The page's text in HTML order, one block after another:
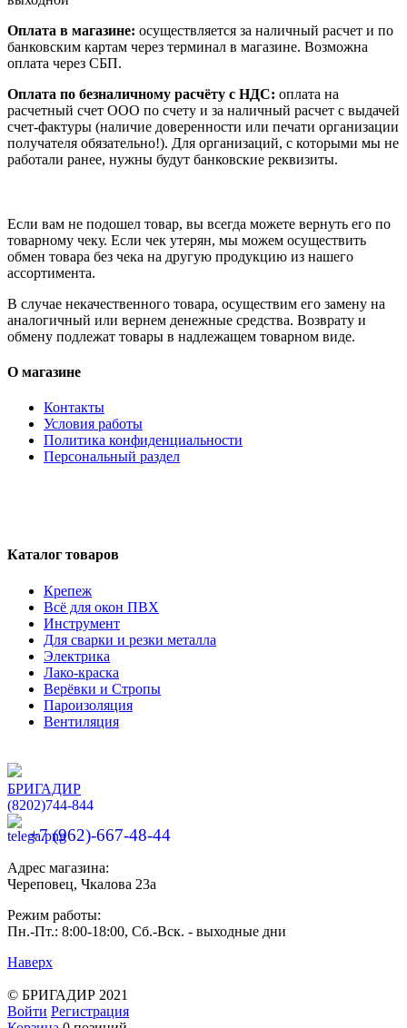
Оплата в магазине: осуществляется за наличный расчет и по
банковским картам через терминал в магазине. Возможна
оплата через СБП.
Оплата по безналичному расчёту с НДС: оплата на
расчетный счет ООО по счету и за наличный расчет с выдачей
счет-фактуры (наличие доверенности или печати организации
получателя обязательно!). Для организаций, с которыми мы не
работали ранее, нужны будут банковские реквизиты.
Если вам не подошел товар, вы всегда можете вернуть его по
товарному чеку. Если чек утерян, мы можем осуществить
обмен товара без чека на другую продукцию из нашего
ассортимента.
В случае некачественного товара, осуществим его замену на
аналогичный или вернем денежные средства. Возврату и
обмену подлежат товары в надлежащем товарном виде.
О магазине
Контакты
Условия работы
Политика конфиденциальности
Персональный раздел
Каталог товаров
Крепеж
Всё для окон ПВХ
Инструмент
Для сварки и резки металла
Электрика
Лако-краска
Верёвки и Стропы
Пароизоляция
Вентиляция
БРИГАДИР
(8202)744-844
+7 (962)-667-48-44
Адрес магазина:
Череповец, Чкалова 23а
Режим работы:
Пн.-Пт.: 8:00-18:00, Сб.-Вск. - выходные дни
Наверх
© БРИГАДИР 2021
Войти Регистрация